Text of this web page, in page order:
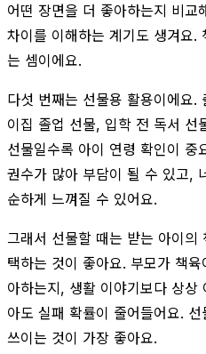
어떤 장면을 더 좋아하는지 비교
차이를 이해하는 계기도 생겨요.
는 셈이에요.
다섯 번째는 선물용 활용이에요.
이집 졸업 선물, 입학 전 독서 선
선물일수록 아이 연령 확인이 중
권수가 많아 부담이 될 수 있고,
순하게 느껴질 수 있어요.
그래서 선물할 때는 받는 아이의
택하는 것이 좋아요. 부모가 책
아하는지, 생활 이야기보다 상상
아도 실패 확률이 줄어들어요.
쓰이는 것이 가장 좋아요.